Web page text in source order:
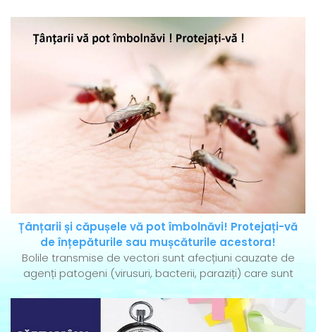
Țânțarii și căpușele vă pot îmbolnăvi! Protejați-vă
de înțepăturile sau mușcăturile acestora!
Bolile transmise de vectori sunt afecțiuni cauzate de
agenți patogeni (virusuri, bacterii, paraziți) care sunt